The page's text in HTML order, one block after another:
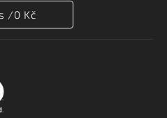
/0 Kč